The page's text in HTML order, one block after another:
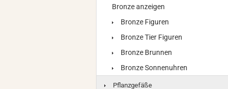
Bronze anzeigen
Bronze Figuren
Bronze Tier Figuren
Bronze Brunnen
Bronze Sonnenuhren
Pflanzgefäße